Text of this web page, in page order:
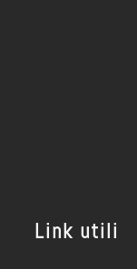
Link utili